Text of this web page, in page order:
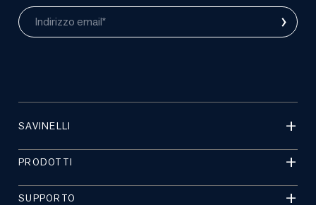
Indirizzo email* ›
SAVINELLI
PRODOTTI
SUPPORTO